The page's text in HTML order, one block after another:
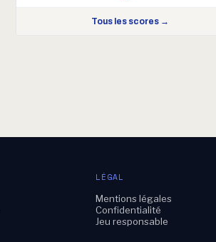
Tous les scores →
LÉGAL
Mentions légales
Confidentialité
Jeu responsable